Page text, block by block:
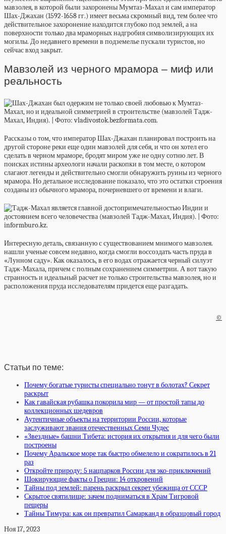
мавзолея, в которой были захоронены Мумтаз-Махал и сам император
Шах-Джахан (1592-1658 гг.) имеет весьма скромный вид, тем более что
действительное захоронение находится глубоко под землей, а на
поверхности только два мраморных надгробия символизирующих их
могилы. До недавнего времени в подземелье пускали туристов, но
сейчас вход закрыт.
Мавзолей из черного мрамора – миф или
реальность
Рассказы о том, что император Шах-Джахан планировал построить на
другой стороне реки еще один мавзолей для себя, и что он хотел его
сделать в черном мраморе, бродят миром уже не одну сотню лет. В
поисках истины археологи начали раскопки в том месте, о котором
слагают легенды и действительно смогли обнаружить руины из черного
мрамора. Но детальное исследование показало, что это остатки строения
созданы из обычного мрамора, почерневшего от времени и влаги.
Интересную деталь, связанную с существованием мнимого мавзолея.
нашли ученые совсем недавно, когда смогли воссоздать часть пруда в
«Лунном саду». Как оказалось, в его водах отражается черный силуэт
Тадж-Махала, причем с полным сохранением симметрии. А вот такую
странность и идеальный расчет не только строительства мавзолея, но и
расположения пруда исследователям придется еще разгадать.
©
Статьи по теме:
Почему богатые туристы специально тонут в болотах? Секрет
раскрыт
Как гавайская рубашка покорила мир — от простой тапы до
коллекционных шедевров
Аутентичные объекты на территории России, которые
заслуживают звания отечественных Семи Чудес
«Звездные» башни Тибета: история их открытия и для чего были
построены
Почему Аральское море так быстро обмелело и сократилось в 21
раз
Откройте природу: 5 нацпарков России для эко-приключений
Шокирующие факты о Греции: 14 откровений
Тайны под землей: парень раскрыл секрет убежища от СССР
Скрытое святилище: зачем подниматься в Храм Тигровой
пещеры
Тайны Тимура: как он превратил Самарканд в образцовый город
Ноя 17, 2023